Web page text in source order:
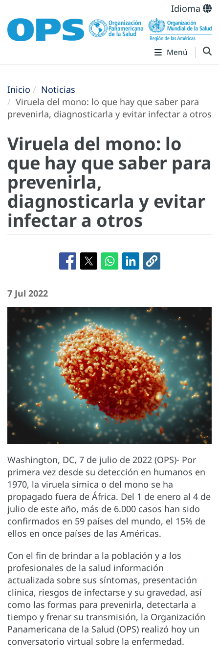
Idioma
Menú
Inicio
Noticias
Viruela del mono: lo que hay que saber para
prevenirla, diagnosticarla y evitar infectar a otros
Viruela del mono: lo
que hay que saber para
prevenirla,
diagnosticarla y evitar
infectar a otros
7 Jul 2022
Washington, DC, 7 de julio de 2022 (OPS)- Por
primera vez desde su detección en humanos en
1970, la viruela símica o del mono se ha
propagado fuera de África. Del 1 de enero al 4 de
julio de este año, más de 6.000 casos han sido
confirmados en 59 países del mundo, el 15% de
ellos en once países de las Américas.
Con el fin de brindar a la población y a los
profesionales de la salud información
actualizada sobre sus síntomas, presentación
clínica, riesgos de infectarse y su gravedad, así
como las formas para prevenirla, detectarla a
tiempo y frenar su transmisión, la Organización
Panamericana de la Salud (OPS) realizó hoy un
conversatorio virtual sobre la enfermedad.